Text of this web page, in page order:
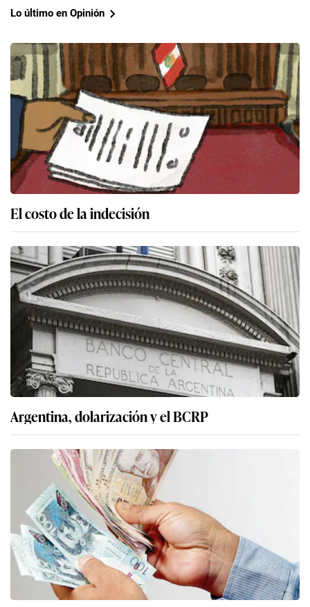
Lo último en Opinión
El costo de la indecisión
Argentina, dolarización y el BCRP